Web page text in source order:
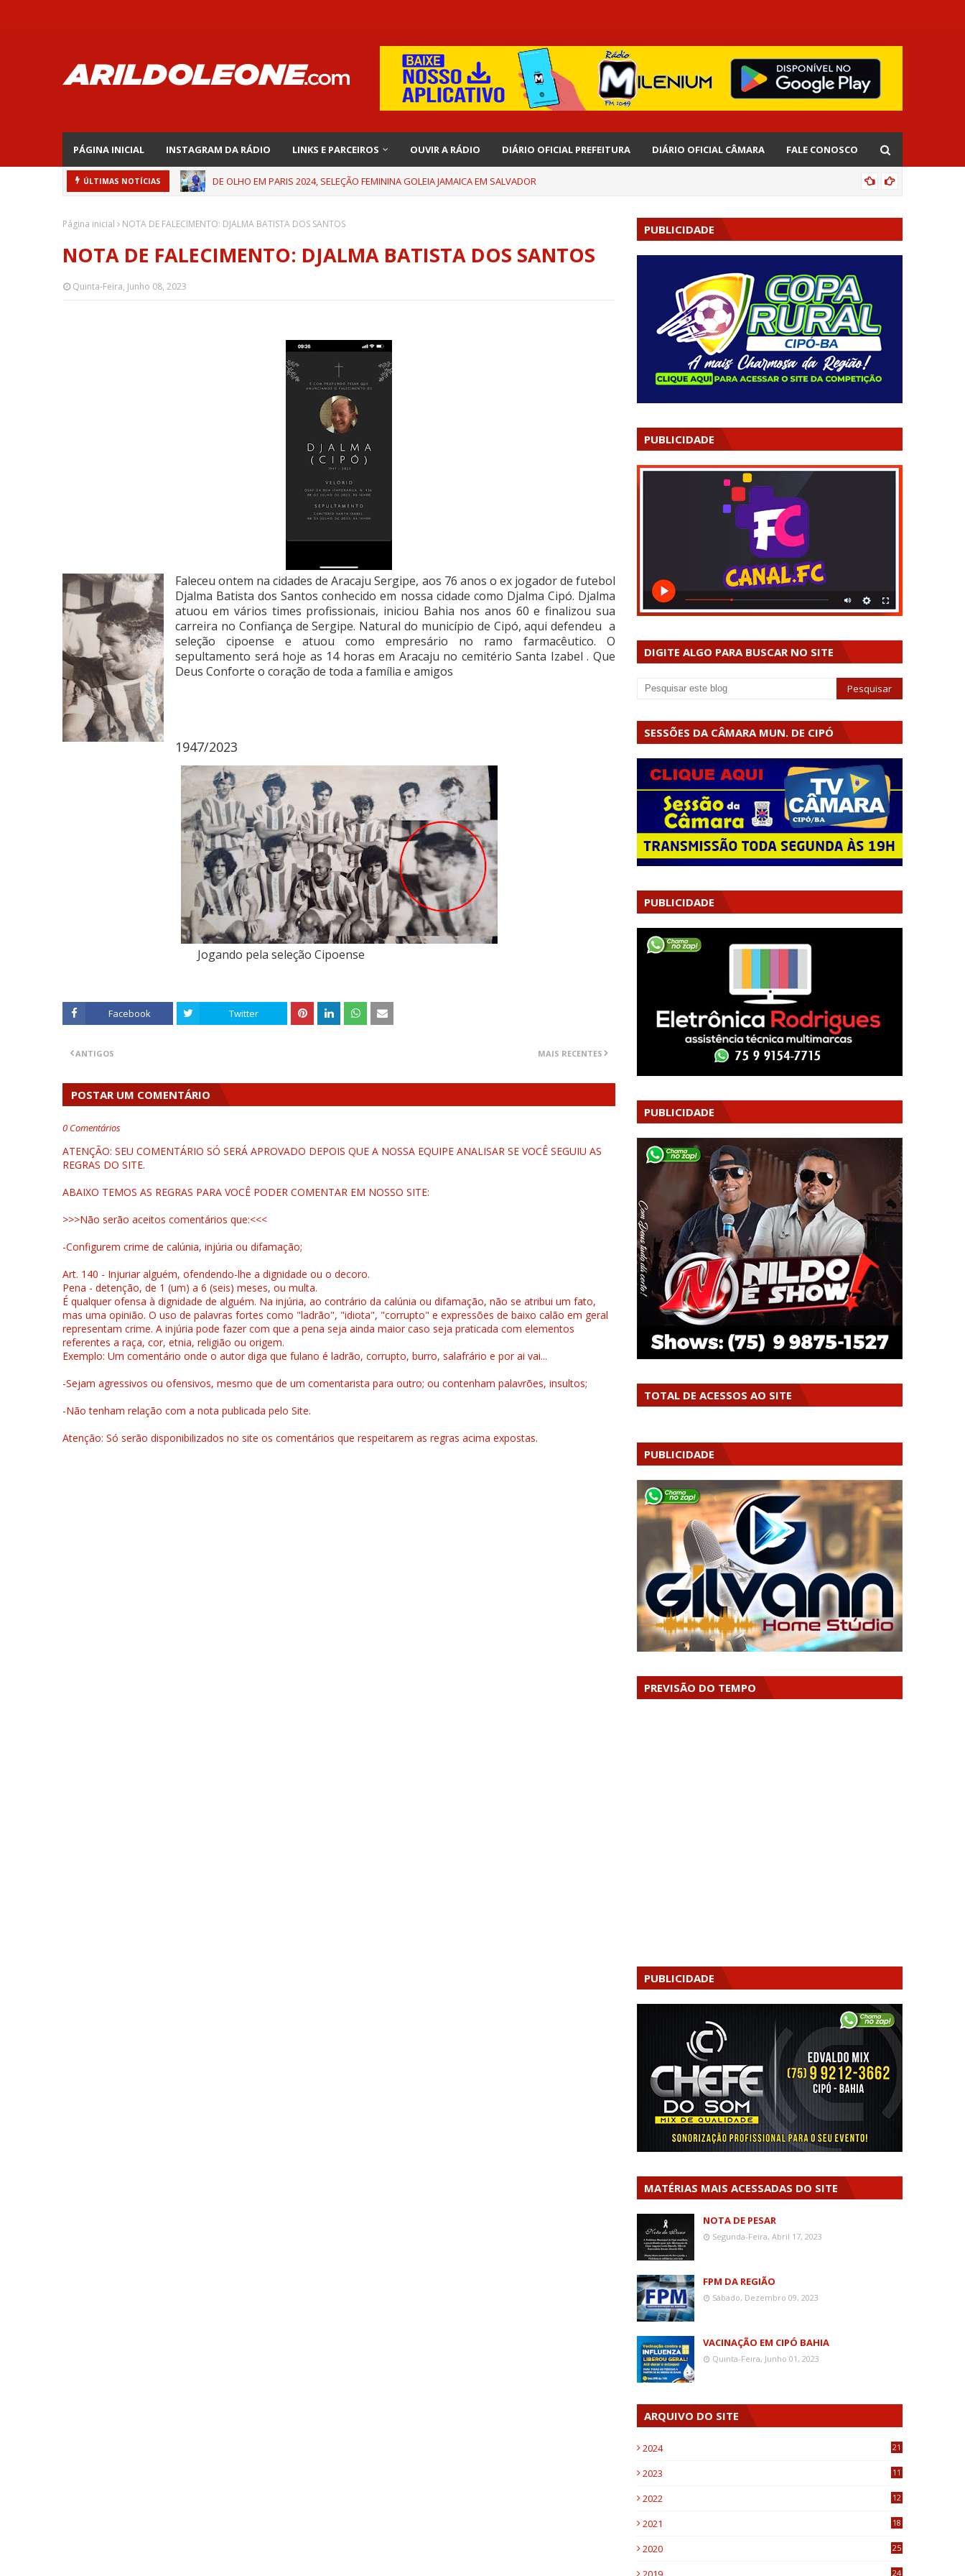
PÁGINA INICIAL INSTAGRAM DA RÁDIO LINKS E PARCEIROS OUVIR A RÁDIO DIÁRIO OFICIAL PREFEITURA DIÁRIO OFICIAL CÂMARA FALE CONOSCO
ÚLTIMAS NOTÍCIAS DE OLHO EM PARIS 2024, SELEÇÃO FEMININA GOLEIA JAMAICA EM SALVADOR
Página inicial NOTA DE FALECIMENTO: DJALMA BATISTA DOS SANTOS
NOTA DE FALECIMENTO: DJALMA BATISTA DOS SANTOS
Quinta-Feira, Junho 08, 2023
Faleceu ontem na cidades de Aracaju Sergipe, aos 76 anos o ex jogador de futebol
Djalma Batista dos Santos conhecido em nossa cidade como Djalma Cipó. Djalma
atuou em vários times profissionais, iniciou Bahia nos anos 60 e finalizou sua
carreira no Confiança de Sergipe. Natural do município de Cipó, aqui defendeu a
seleção cipoense e atuou como empresário no ramo farmacêutico. O
sepultamento será hoje as 14 horas em Aracaju no cemitério Santa Izabel . Que
Deus Conforte o coração de toda a família e amigos
1947/2023
Jogando pela seleção Cipoense
Facebook Twitter
MAIS RECENTES
ANTIGOS
POSTAR UM COMENTÁRIO
0 Comentários
ATENÇÃO: SEU COMENTÁRIO SÓ SERÁ APROVADO DEPOIS QUE A NOSSA EQUIPE ANALISAR SE VOCÊ SEGUIU AS
REGRAS DO SITE.
ABAIXO TEMOS AS REGRAS PARA VOCÊ PODER COMENTAR EM NOSSO SITE:
>>>Não serão aceitos comentários que:<<<
-Configurem crime de calúnia, injúria ou difamação;
Art. 140 - Injuriar alguém, ofendendo-lhe a dignidade ou o decoro.
Pena - detenção, de 1 (um) a 6 (seis) meses, ou multa.
É qualquer ofensa à dignidade de alguém. Na injúria, ao contrário da calúnia ou difamação, não se atribui um fato,
mas uma opinião. O uso de palavras fortes como "ladrão", "idiota", "corrupto" e expressões de baixo calão em geral
representam crime. A injúria pode fazer com que a pena seja ainda maior caso seja praticada com elementos
referentes a raça, cor, etnia, religião ou origem.
Exemplo: Um comentário onde o autor diga que fulano é ladrão, corrupto, burro, salafrário e por ai vai...
-Sejam agressivos ou ofensivos, mesmo que de um comentarista para outro; ou contenham palavrões, insultos;
-Não tenham relação com a nota publicada pelo Site.
Atenção: Só serão disponibilizados no site os comentários que respeitarem as regras acima expostas.
PUBLICIDADE
PUBLICIDADE
DIGITE ALGO PARA BUSCAR NO SITE
SESSÕES DA CÂMARA MUN. DE CIPÓ
PUBLICIDADE
PUBLICIDADE
TOTAL DE ACESSOS AO SITE
PUBLICIDADE
PREVISÃO DO TEMPO
PUBLICIDADE
MATÉRIAS MAIS ACESSADAS DO SITE
NOTA DE PESAR
Segunda-Feira, Abril 17, 2023
FPM DA REGIÃO
Sábado, Dezembro 09, 2023
VACINAÇÃO EM CIPÓ BAHIA
Quinta-Feira, Junho 01, 2023
ARQUIVO DO SITE
2024 21
2023
11
2022
12
2021
18
2020
25
24